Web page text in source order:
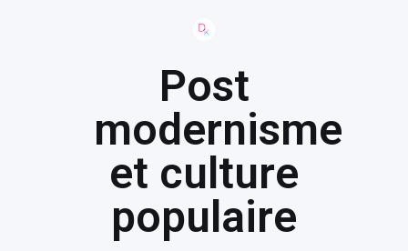
Post
modernisme
et culture
populaire